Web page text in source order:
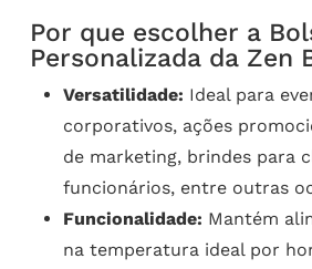
Por que escolher a
Personalizada da Zen
Versatilidade: Ideal para
corporativos, ações
de marketing, brindes para
funcionários, entre outras
Funcionalidade: Mantém
na temperatura ideal por